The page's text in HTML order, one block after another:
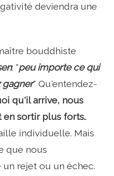
deviendra une
bouddhiste
: "peu importe ce qui
gagner" Qu'entendez-
qu'il arrive, nous
en sortir plus forts..
individuelle. Mais
que nous
rejet ou un échec.